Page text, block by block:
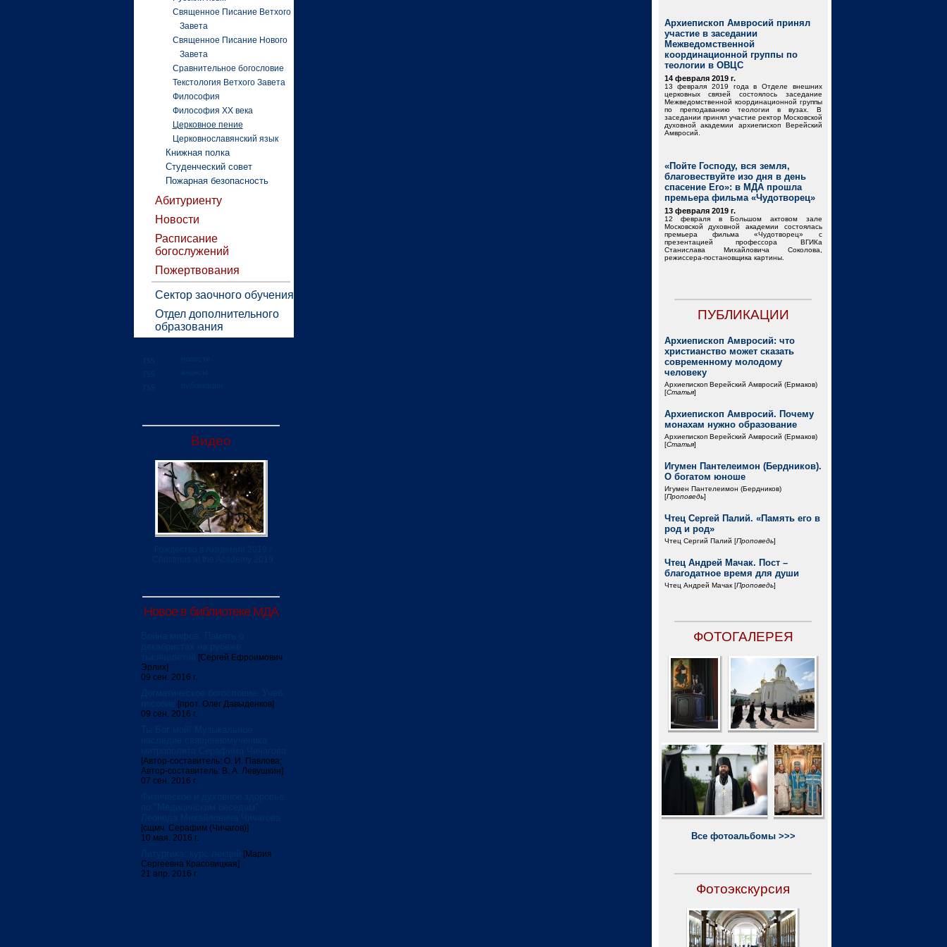
Священное Писание Ветхого
Завета
Священное Писание Нового
Завета
Сравнительное богословие
Текстология Ветхого Завета
Философия
Философия XX века
Церковное пение
Церковнославянский язык
Книжная полка
Студенческий совет
Пожарная безопасность
Абитуриенту
Новости
Расписание
богослужений
Пожертвования
Сектор заочного обучения
Отдел дополнительного
образования
Видео
Новое в библиотеке МДА
[Сергей Ефроимович
Эрлих]
09 сен. 2016 г.
[прот. Олег Давыденков]
09 сен. 2016 г.
[Автор-составитель: О. И. Павлова;
Автор-составитель: В. А. Левушкин]
07 сен. 2016 г.
[сщмч. Серафим (Чичагов)]
10 мая. 2016 г.
[Мария
Сергеевна Красовицкая]
21 апр. 2016 г.
Архиепископ Амвросий принял
участие в заседании
Межведомственной
координационной группы по
теологии в ОВЦС
14 февраля 2019 г.
13 февраля 2019 года в Отделе внешних
церковных связей состоялось заседание
Межведомственной координационной группы
по преподаванию теологии в вузах. В
заседании принял участие ректор Московской
духовной академии архиепископ Верейский
Амвросий.
«Пойте Господу, вся земля,
благовествуйте изо дня в день
спасение Его»: в МДА прошла
премьера фильма «Чудотворец»
13 февраля 2019 г.
12 февраля в Большом актовом зале
Московской духовной академии состоялась
премьера фильма «Чудотворец» с
презентацией профессора ВГИКа
Станислава Михайловича Соколова,
режиссера-постановщика картины.
ПУБЛИКАЦИИ
Архиепископ Амвросий: что
христианство может сказать
современному молодому
человеку
Архиепископ Верейский Амвросий (Ермаков)
[Статья]
Архиепископ Амвросий. Почему
монахам нужно образование
Архиепископ Верейский Амвросий (Ермаков)
[Статья]
Игумен Пантелеимон (Бердников).
О богатом юноше
Игумен Пантелеимон (Бердников)
[Проповедь]
Чтец Сергей Палий. «Память его в
род и род»
Чтец Сергий Палий [Проповедь]
Чтец Андрей Мачак. Пост –
благодатное время для души
Чтец Андрей Мачак [Проповедь]
ФОТОГАЛЕРЕЯ
Все фотоальбомы >>>
Фотоэкскурсия